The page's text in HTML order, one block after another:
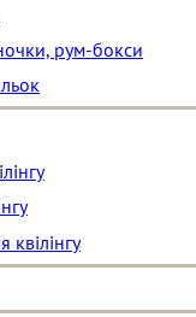
рум-бокси
квілінгу